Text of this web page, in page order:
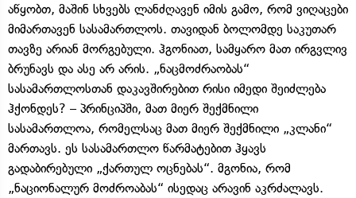
აწყობთ, მაშინ სხვებს ლანძღავენ იმის გამო, რომ ვიღაცები
მიმართავენ სასამართლოს. თავიდან ბოლომდე საკუთარ
თავზე არიან მორგებული. ჰგონიათ, სამყარო მათ ირგვლივ
ბრუნავს და ასე არ არის. „ნაცმოძრაობას“
სასამართლოსთან დაკავშირებით რისი იმედი შეიძლება
ჰქონდეს? – პრინციპში, მათ მიერ შექმნილი
სასამართლოა, რომელსაც მათ მიერ შექმნილი „კლანი“
მართავს. ეს სასამართლო წარმატებით ჰყავს
გადაბირებული „ქართულ ოცნებას“. მგონია, რომ
„ნაციონალურ მოძროაბას“ ისედაც არავინ აკრძალავს.